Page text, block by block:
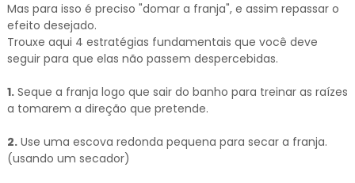
Mas para isso é preciso "domar a franja", e assim repassar o
efeito desejado.
Trouxe aqui 4 estratégias fundamentais que você deve
seguir para que elas não passem despercebidas.
1.Seque a franja logo que sair do banho para treinar as raízes
a tomarem a direção que pretende.
2.Use uma escova redonda pequena para secar a franja.
(usando um secador)